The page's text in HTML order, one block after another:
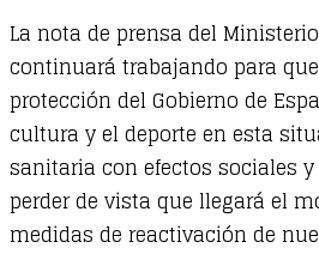
La nota de prensa del
continuará trabajando para
protección del Gobierno de
cultura y el deporte en esta
sanitaria con efectos sociales
perder de vista que llegará el
medidas de reactivación de